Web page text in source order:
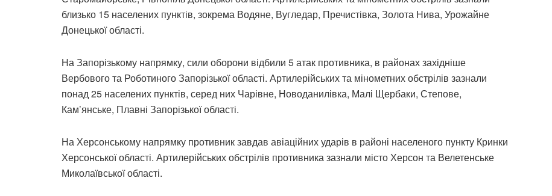
близько 15 населених пунктів, зокрема Водяне, Вугледар, Пречистівка, Золота Нива, Урожайне
Донецької області.
На Запорізькому напрямку, сили оборони відбили 5 атак противника, в районах західніше
Вербового та Роботиного Запорізької області. Артилерійських та мінометних обстрілів зазнали
понад 25 населених пунктів, серед них Чарівне, Новоданилівка, Малі Щербаки, Степове,
Кам’янське, Плавні Запорізької області.
На Херсонському напрямку противник завдав авіаційних ударів в районі населеного пункту Кринки
Херсонської області. Артилерійських обстрілів противника зазнали місто Херсон та Велетенське
Миколаївської області.